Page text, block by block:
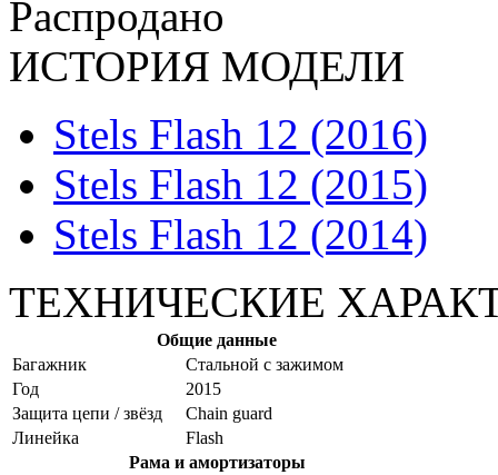
Распродано
ИСТОРИЯ МОДЕЛИ
Stels Flash 12 (2016)
Stels Flash 12 (2015)
Stels Flash 12 (2014)
ТЕХНИЧЕСКИЕ
Общие данные
Багажник
Стальной с зажимом
Год
2015
Защита цепи / звёзд
Chain guard
Линейка
Flash
Рама и амортизаторы